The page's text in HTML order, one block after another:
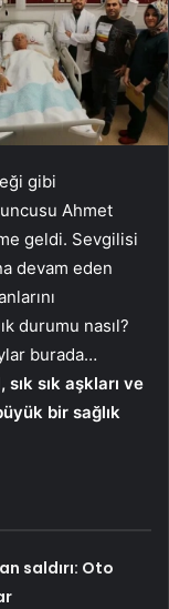
gibi
Ahmet
geldi. Sevgilisi
devam eden
durumu nasıl?
burada…
sık aşkları ve
bir sağlık
saldırı: Oto